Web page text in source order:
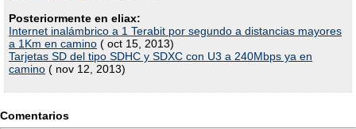
Posteriormente en eliax:
Internet inalámbrico a 1 Terabit por segundo a distancias mayores
a 1Km en camino ( oct 15, 2013)
Tarjetas SD del tipo SDHC y SDXC con U3 a 240Mbps ya en
camino ( nov 12, 2013)
Comentarios